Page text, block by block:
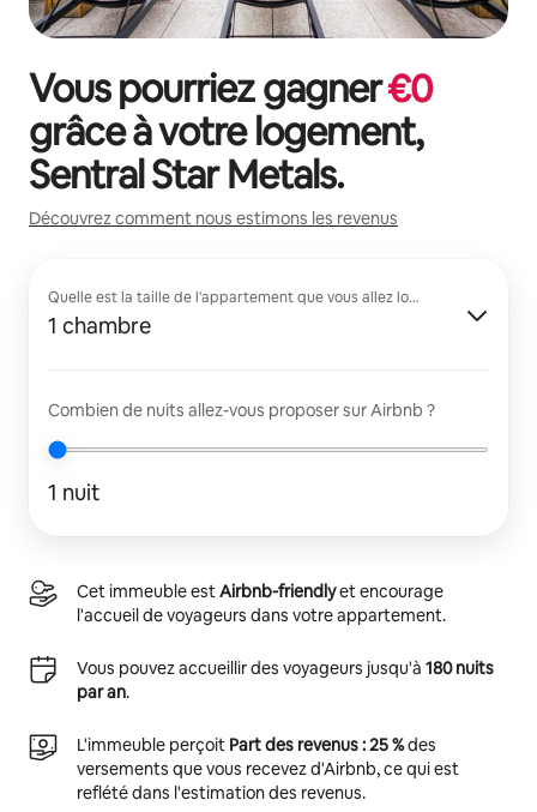
Vous pourriez gagner€0
grâce à votre logement,
Sentral Star Metals.
Découvrez comment nous estimons les revenus
Quelle est la taille de l'appartement que vous allez louer ?
1 chambre
Combien de nuits allez-vous proposer sur Airbnb ?
1 nuit
Cet immeuble estAirbnb-friendlyet encourage
l'accueil de voyageurs dans votre appartement.
Vous pouvez accueillir des voyageurs jusqu'à 180 nuits
par an.
L'immeuble perçoit Part des revenus : 25 %des
versements que vous recevez d'Airbnb, ce qui est
reflété dans l'estimation des revenus.